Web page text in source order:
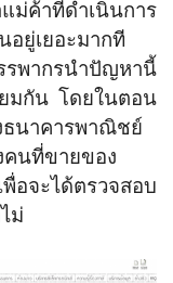
ม่ค้าที่ดำเนินการ
อยู่เยอะมากที
พากรนำปัญหานี้
ยมกัน โดยในตอน
ธนาคารพาณิชย์
คนที่ขายของ
อจะได้ตรวจสอบ
ม่